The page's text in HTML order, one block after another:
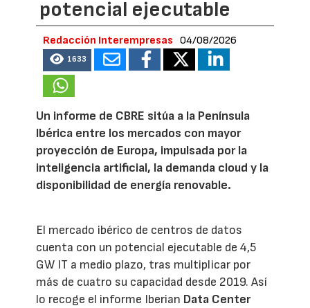
potencial ejecutable
Redacción Interempresas 04/08/2026
1633
Un informe de CBRE sitúa a la Península
Ibérica entre los mercados con mayor
proyección de Europa, impulsada por la
inteligencia artificial, la demanda cloud y la
disponibilidad de energía renovable.
El mercado ibérico de centros de datos
cuenta con un potencial ejecutable de 4,5
GW IT a medio plazo, tras multiplicar por
más de cuatro su capacidad desde 2019. Así
lo recoge el informe Iberian Data Center